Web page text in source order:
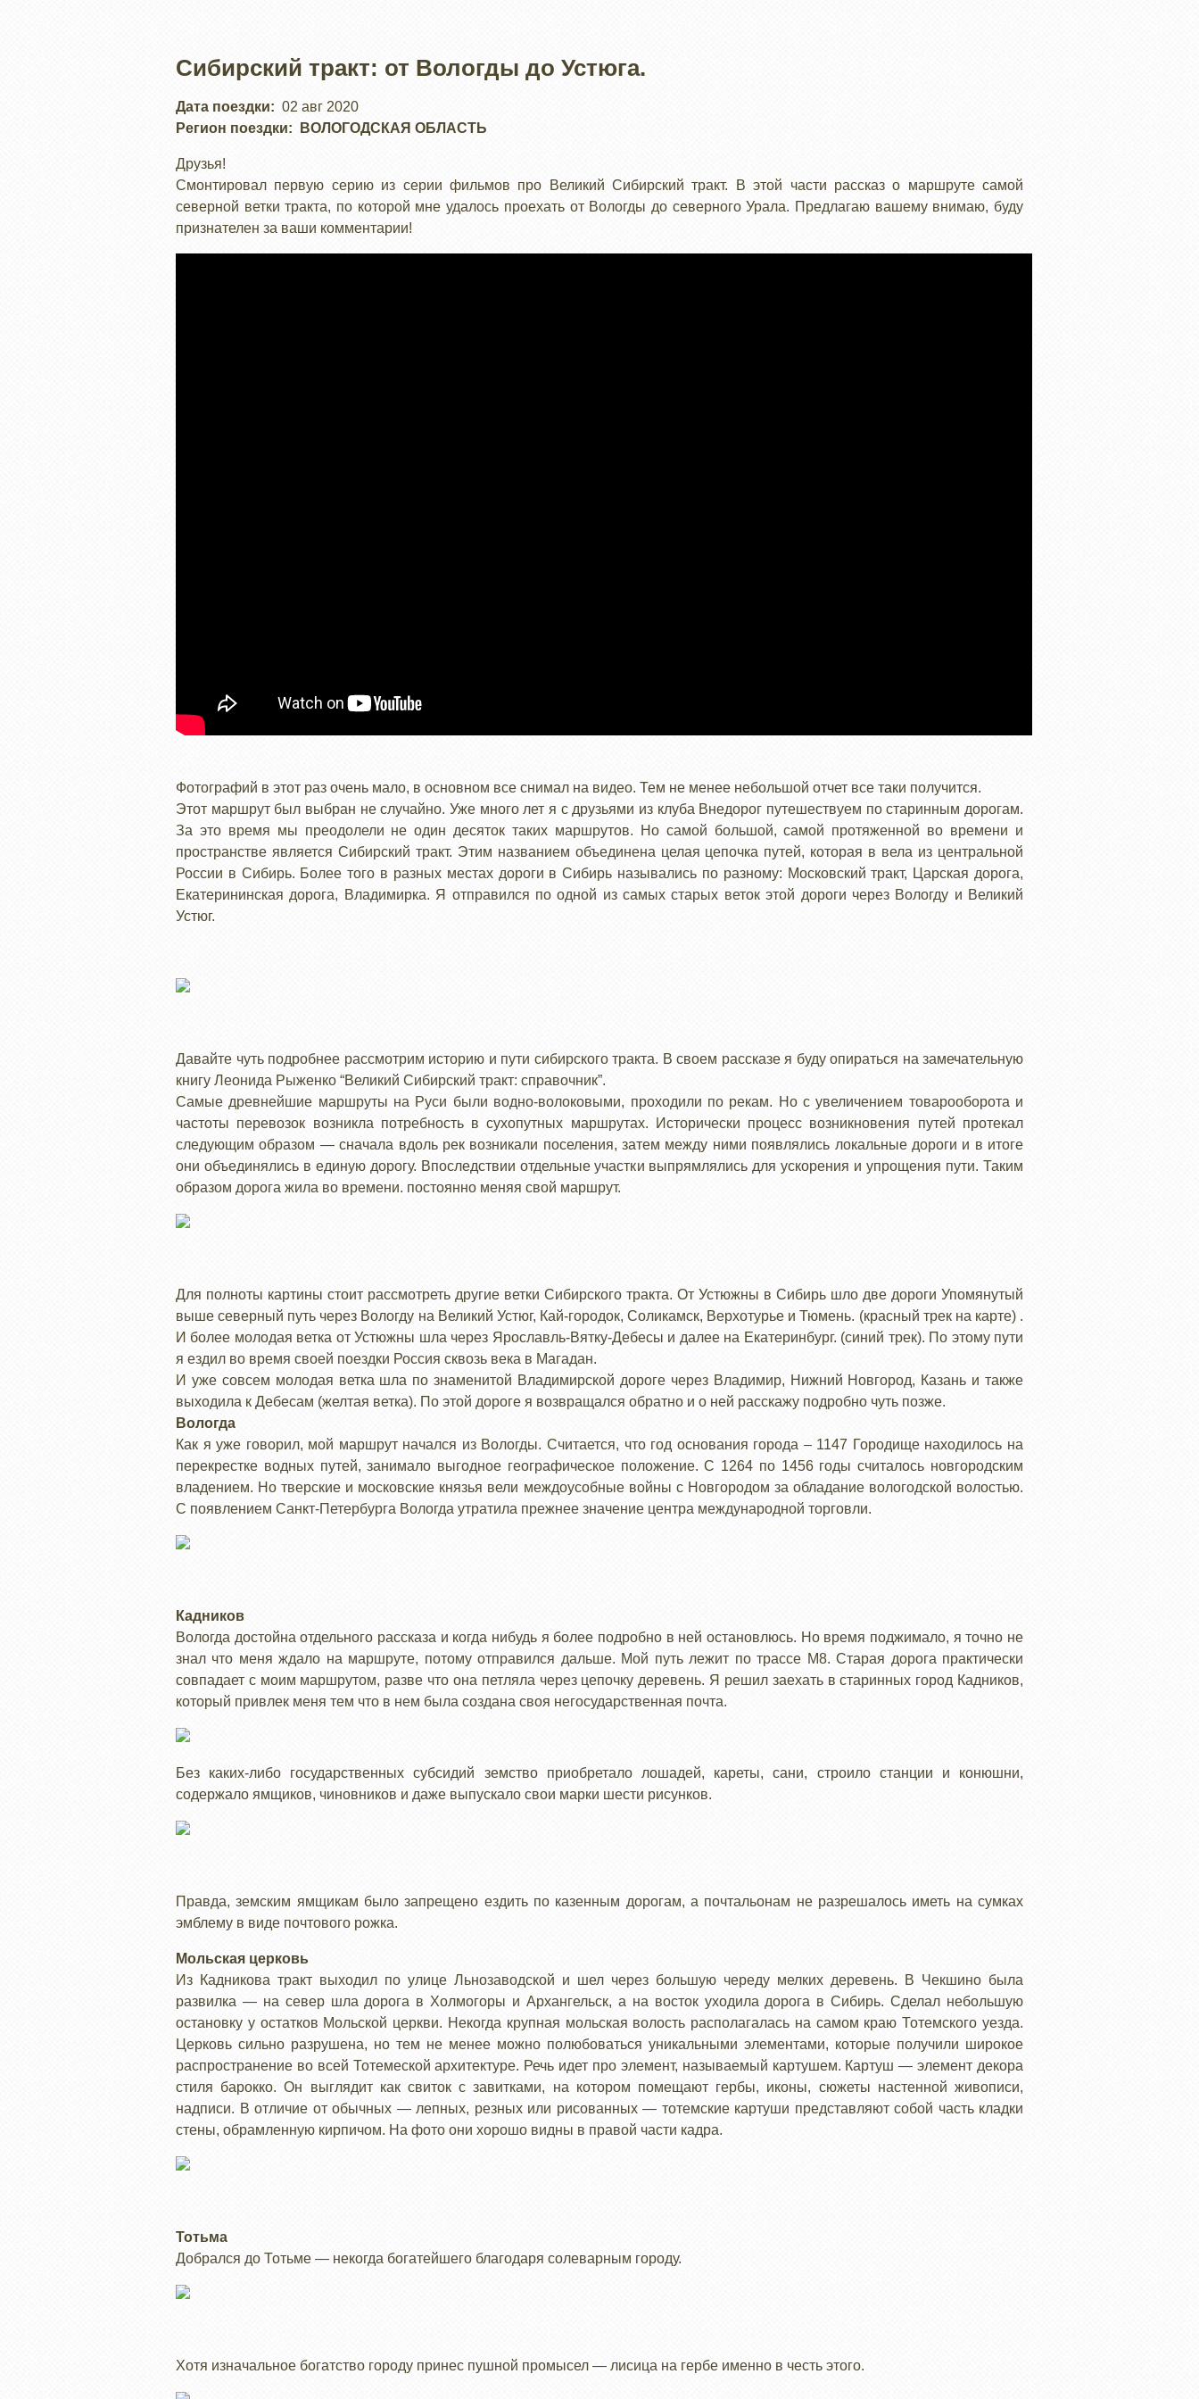
Сибирский тракт: от Вологды до Устюга.
Дата поездки
02 авг 2020
Регион поездки
ВОЛОГОДСКАЯ ОБЛАСТЬ
Друзья!
Смонтировал первую серию из серии фильмов про Великий Сибирский тракт. В этой части рассказ о маршруте самой
северной ветки тракта, по которой мне удалось проехать от Вологды до северного Урала. Предлагаю вашему внимаю, буду
признателен за ваши комментарии!
Фотографий в этот раз очень мало, в основном все снимал на видео. Тем не менее небольшой отчет все таки получится.
Этот маршрут был выбран не случайно. Уже много лет я с друзьями из клуба Внедорог путешествуем по старинным дорогам.
За это время мы преодолели не один десяток таких маршрутов. Но самой большой, самой протяженной во времени и
пространстве является Сибирский тракт. Этим названием объединена целая цепочка путей, которая в вела из центральной
России в Сибирь. Более того в разных местах дороги в Сибирь назывались по разному: Московский тракт, Царская дорога,
Екатерининская дорога, Владимирка. Я отправился по одной из самых старых веток этой дороги через Вологду и Великий
Устюг.
Давайте чуть подробнее рассмотрим историю и пути сибирского тракта. В своем рассказе я буду опираться на замечательную
книгу Леонида Рыженко “Великий Сибирский тракт: справочник”.
Самые древнейшие маршруты на Руси были водно-волоковыми, проходили по рекам. Но с увеличением товарооборота и
частоты перевозок возникла потребность в сухопутных маршрутах. Исторически процесс возникновения путей протекал
следующим образом — сначала вдоль рек возникали поселения, затем между ними появлялись локальные дороги и в итоге
они объединялись в единую дорогу. Впоследствии отдельные участки выпрямлялись для ускорения и упрощения пути. Таким
образом дорога жила во времени. постоянно меняя свой маршрут.
Для полноты картины стоит рассмотреть другие ветки Сибирского тракта. От Устюжны в Сибирь шло две дороги Упомянутый
выше северный путь через Вологду на Великий Устюг, Кай-городок, Соликамск, Верхотурье и Тюмень. (красный трек на карте) .
И более молодая ветка от Устюжны шла через Ярославль-Вятку-Дебесы и далее на Екатеринбург. (синий трек). По этому пути
я ездил во время своей поездки Россия сквозь века в Магадан.
И уже совсем молодая ветка шла по знаменитой Владимирской дороге через Владимир, Нижний Новгород, Казань и также
выходила к Дебесам (желтая ветка). По этой дороге я возвращался обратно и о ней расскажу подробно чуть позже.
Вологда
Как я уже говорил, мой маршрут начался из Вологды. Считается, что год основания города – 1147 Городище находилось на
перекрестке водных путей, занимало выгодное географическое положение. С 1264 по 1456 годы считалось новгородским
владением. Но тверские и московские князья вели междоусобные войны с Новгородом за обладание вологодской волостью.
С появлением Санкт-Петербурга Вологда утратила прежнее значение центра международной торговли.
Кадников
Вологда достойна отдельного рассказа и когда нибудь я более подробно в ней остановлюсь. Но время поджимало, я точно не
знал что меня ждало на маршруте, потому отправился дальше. Мой путь лежит по трассе М8. Старая дорога практически
совпадает с моим маршрутом, разве что она петляла через цепочку деревень. Я решил заехать в старинных город Кадников,
который привлек меня тем что в нем была создана своя негосударственная почта.
Без каких-либо государственных субсидий земство приобретало лошадей, кареты, сани, строило станции и конюшни,
содержало ямщиков, чиновников и даже выпускало свои марки шести рисунков.
Правда, земским ямщикам было запрещено ездить по казенным дорогам, а почтальонам не разрешалось иметь на сумках
эмблему в виде почтового рожка.
Мольская церковь
Из Кадникова тракт выходил по улице Льнозаводской и шел через большую череду мелких деревень. В Чекшино была
развилка — на север шла дорога в Холмогоры и Архангельск, а на восток уходила дорога в Сибирь. Сделал небольшую
остановку у остатков Мольской церкви. Некогда крупная мольская волость располагалась на самом краю Тотемского уезда.
Церковь сильно разрушена, но тем не менее можно полюбоваться уникальными элементами, которые получили широкое
распространение во всей Тотемеской архитектуре. Речь идет про элемент, называемый картушем. Картуш — элемент декора
стиля барокко. Он выглядит как свиток с завитками, на котором помещают гербы, иконы, сюжеты настенной живописи,
надписи. В отличие от обычных — лепных, резных или рисованных — тотемские картуши представляют собой часть кладки
стены, обрамленную кирпичом. На фото они хорошо видны в правой части кадра.
Тотьма
Добрался до Тотьме — некогда богатейшего благодаря солеварным городу.
Хотя изначальное богатство городу принес пушной промысел — лисица на гербе именно в честь этого.